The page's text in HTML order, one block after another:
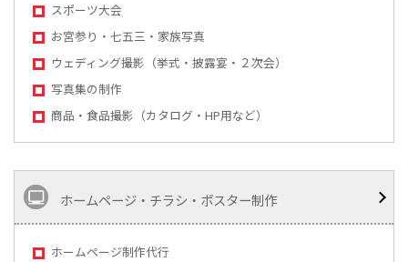
スポーツ大会
お宮参り・七五三・家族写真
ウェディング撮影（挙式・披露宴・２次会）
写真集の制作
商品・食品撮影（カタログ・HP用など）
ホームページ・チラシ・ポスター制作
ホームページ制作代行